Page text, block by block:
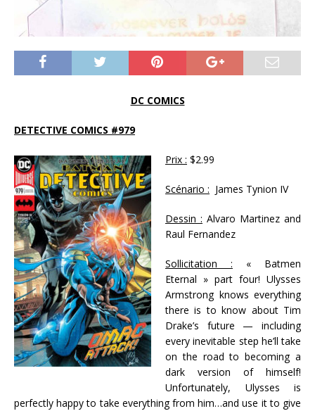
DC COMICS
DETECTIVE COMICS #979
Prix : $2.99
Scénario : James Tynion IV
Dessin : Alvaro Martinez and
Raul Fernandez
Sollicitation : « Batmen
Eternal » part four! Ulysses
Armstrong knows everything
there is to know about Tim
Drake’s future — including
every inevitable step he’ll take
on the road to becoming a
dark version of himself!
Unfortunately, Ulysses is
perfectly happy to take everything from him…and use it to give